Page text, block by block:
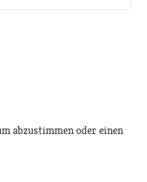
abzustimmen oder einen